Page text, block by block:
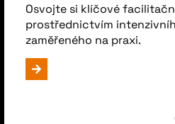
Osvojte si klíčové
prostřednictvím
zaměřeného na praxi.